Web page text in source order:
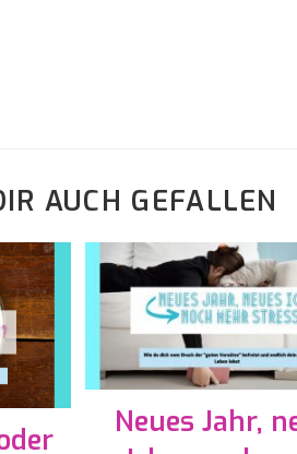
AUCH GEFALLEN
Neues Jahr,